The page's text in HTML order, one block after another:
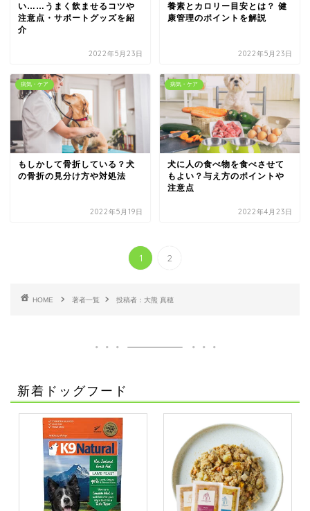
い……うまく飲ませるコツや
注意点・サポートグッズを紹
介
2022年5月23日
養素とカロリー目安とは？ 健
康管理のポイントを解説
2022年5月23日
病気・ケア
もしかして骨折している？犬
の骨折の見分け方や対処法
2022年5月19日
病気・ケア
犬に人の食べ物を食べさせて
もよい？与え方のポイントや
注意点
2022年4月23日
1 2
HOME 著者一覧 投稿者：大熊 真穂
新着ドッグフード